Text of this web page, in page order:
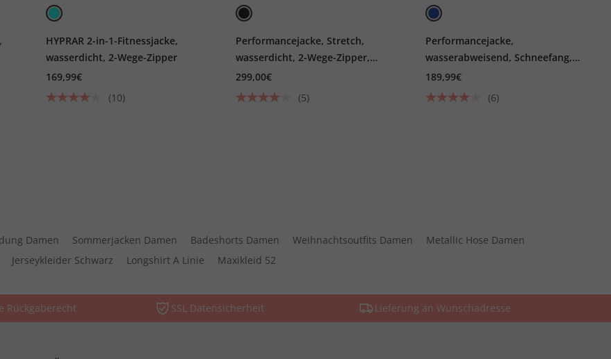
HYPRAR 2-in-1-Fitnessjacke,
wasserdicht, 2-Wege-Zipper
169,99€
(10)
Performancejacke, Stretch,
wasserdicht, 2-Wege-Zipper,
Klettriegel
299,00€
(5)
Performancejacke,
wasserabweisend, Schneefang,
2-Wege-Zipper
189,99€
(6)
Damen Sommerjacken Damen Badeshorts Damen Weihnachtsoutfits Damen
Metallic Hose Damen
Jerseykleider Schwarz Longshirt A Linie Maxikleid 52
Rückgaberecht SSL Datensicherheit Lieferung an Wunschadresse